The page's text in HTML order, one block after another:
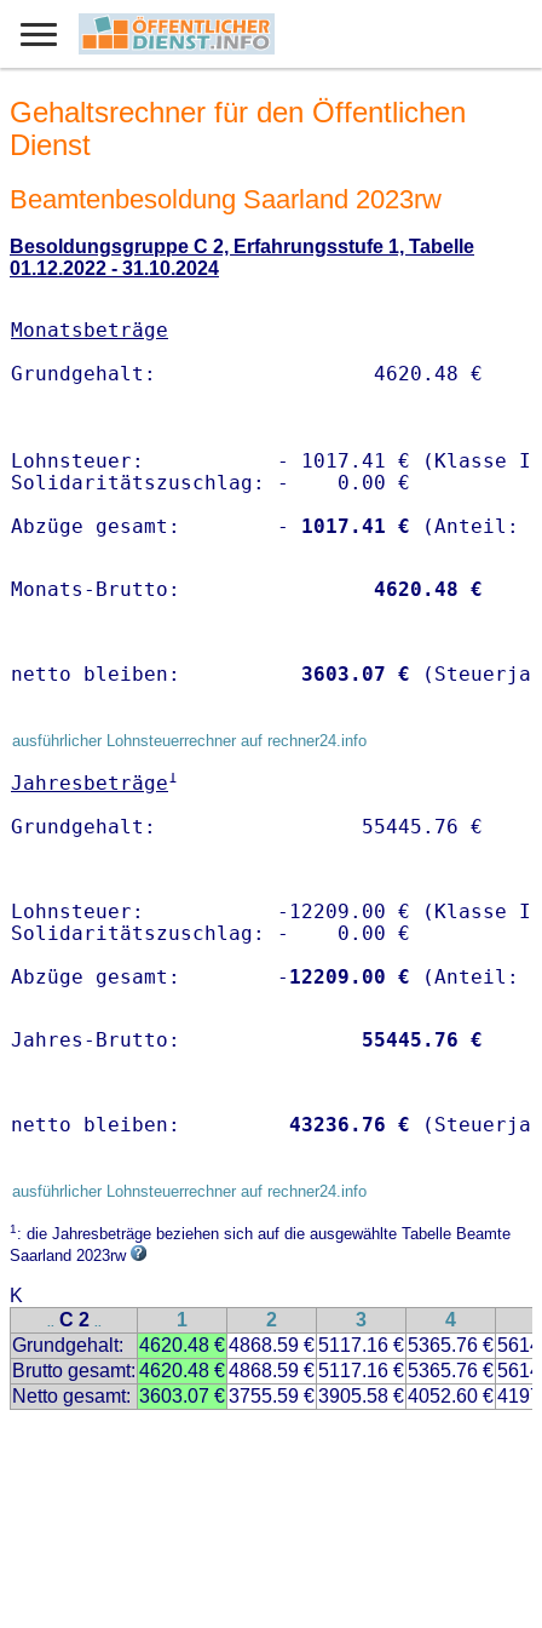
Gehaltsrechner für den Öffentlichen
Dienst
Beamtenbesoldung Saarland 2023rw
Besoldungsgruppe C 2, Erfahrungsstufe 1, Tabelle
01.12.2022 - 31.10.2024
Monatsbeträge
Lohnsteuer:           - 1017.41 € (Klasse I)
Solidaritätszuschlag: -    0.00 €
Abzüge gesamt:        -
1017.41 €
Monats-Brutto: 4620.48 €
netto bleiben: 3603.07 €
ausführlicher Lohnsteuerrechner auf rechner24.info
Jahresbeträge1
Lohnsteuer:           -12209.00 € (Klasse I)
Solidaritätszuschlag: -    0.00 €
Abzüge gesamt:        - 12209.00 €
Jahres-Brutto: 55445.76 €
netto bleiben: 43236.76 €
ausführlicher Lohnsteuerrechner auf rechner24.info
1: die Jahresbeträge beziehen sich auf die ausgewählte Tabelle Beamte
Saarland 2023rw
K
.. C 2 .. 1 2 3 4
Grundgehalt:
4620.48 €4868.59 €5117.16 €5365.76 €
Brutto gesamt: 4620.48 €4868.59 €5117.16 €5365.76 €
Netto gesamt: 3603.07 €3755.59 €3905.58 €4052.60 €